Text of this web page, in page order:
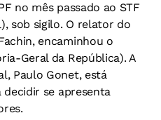
no mês passado ao STF
sob sigilo. O relator do
encaminhou o
Geral da República). A
Paulo Gonet, está
se apresenta